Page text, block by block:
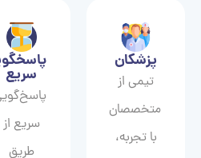
پزشکان
تیمی از
متخصصان
با تجربه،
سریع
سریع از
طریق